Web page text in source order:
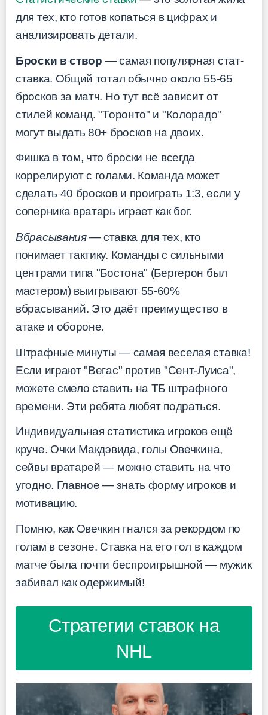
для тех, кто готов копаться в цифрах и
анализировать детали.
Броски в створ — самая популярная стат-
ставка. Общий тотал обычно около 55-65
бросков за матч. Но тут всё зависит от
стилей команд. "Торонто" и "Колорадо"
могут выдать 80+ бросков на двоих.
Фишка в том, что броски не всегда
коррелируют с голами. Команда может
сделать 40 бросков и проиграть 1:3, если у
соперника вратарь играет как бог.
Вбрасывания— ставка для тех, кто
понимает тактику. Команды с сильными
центрами типа "Бостона" (Бергерон был
мастером) выигрывают 55-60%
вбрасываний. Это даёт преимущество в
атаке и обороне.
Штрафные минуты — самая веселая ставка!
Если играют "Вегас" против "Сент-Луиса",
можете смело ставить на ТБ штрафного
времени. Эти ребята любят подраться.
Индивидуальная статистика игроков ещё
круче. Очки Макдэвида, голы Овечкина,
сейвы вратарей — можно ставить на что
угодно. Главное — знать форму игроков и
мотивацию.
Помню, как Овечкин гнался за рекордом по
голам в сезоне. Ставка на его гол в каждом
матче была почти беспроигрышной — мужик
забивал как одержимый!
Стратегии ставок на
NHL